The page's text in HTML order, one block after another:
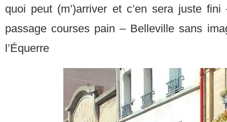
quoi peut (m’)arriver et c’en sera juste
passage courses pain – Belleville sans
l’Équerre